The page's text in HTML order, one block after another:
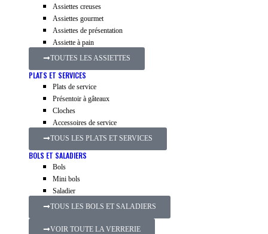
Assiettes creuses
Assiettes gourmet
Assiettes de présentation
Assiette à pain
TOUTES LES ASSIETTES
PLATS ET SERVICES
Plats de service
Présentoir à gâteaux
Cloches
Accessoires de service
TOUS LES PLATS ET SERVICES
BOLS ET SALADIERS
Bols
Mini bols
Saladier
TOUS LES BOLS ET SALADIERS
VOIR TOUTE LA VERRERIE